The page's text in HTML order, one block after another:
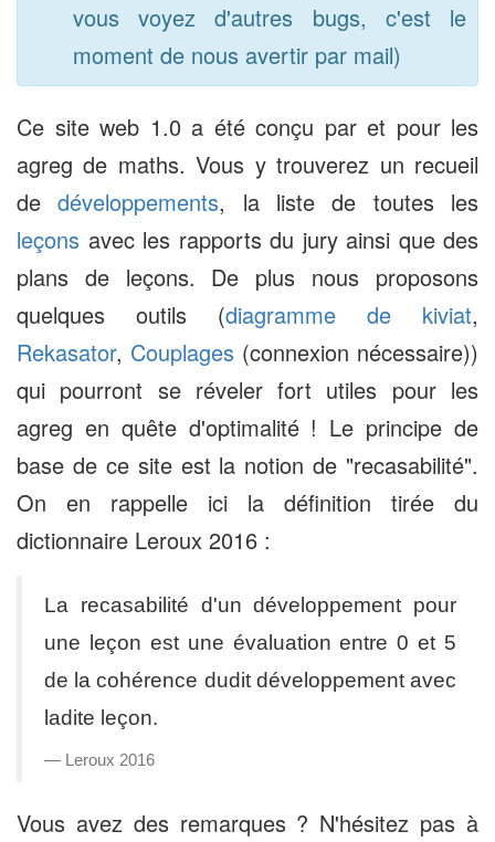
vous voyez d'autres bugs, c'est le
moment de nous avertir par mail)
Ce site web 1.0 a été conçu par et pour les
agreg de maths. Vous y trouverez un recueil
dedéveloppements, la liste de toutes les
leçons avec les rapports du jury ainsi que des
plans de leçons. De plus nous proposons
quelques outils (diagramme de kiviat,
Rekasator, Couplages (connexion nécessaire))
qui pourront se réveler fort utiles pour les
agreg en quête d'optimalité ! Le principe de
base de ce site est la notion de "recasabilité".
On en rappelle ici la définition tirée du
dictionnaire Leroux 2016 :
La recasabilité d'un développement pour
une leçon est une évaluation entre 0 et 5
de la cohérence dudit développement avec
ladite leçon.
Leroux 2016
Vous avez des remarques ? N'hésitez pas à